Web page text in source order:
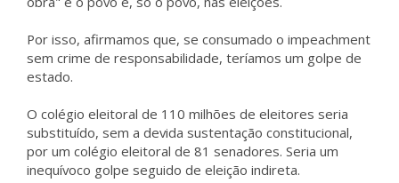
Por isso, afirmamos que, se consumado o impeachment
sem crime de responsabilidade, teríamos um golpe de
estado.
O colégio eleitoral de 110 milhões de eleitores seria
substituído, sem a devida sustentação constitucional,
por um colégio eleitoral de 81 senadores. Seria um
inequívoco golpe seguido de eleição indireta.